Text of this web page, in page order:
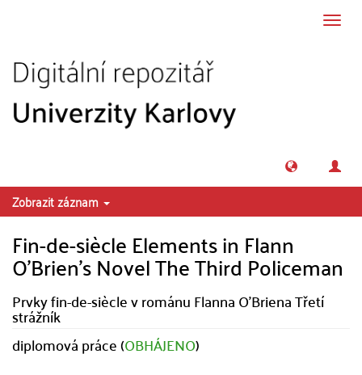
Zobrazit záznam
Fin-de-siècle Elements in Flann
O'Brien's Novel The Third Policeman
Prvky fin-de-siècle v románu Flanna O'Briena Třetí
strážník
diplomová práce (OBHÁJENO)